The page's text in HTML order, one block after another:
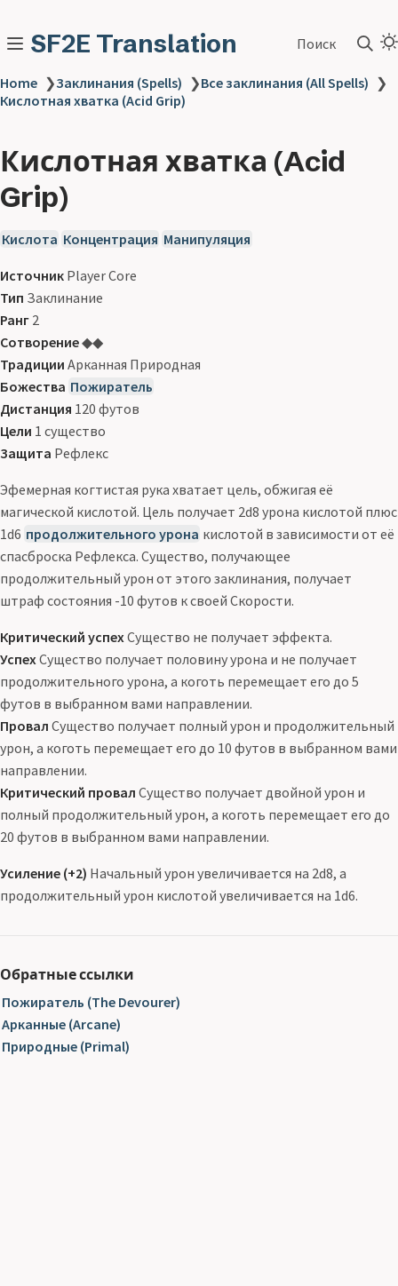
SF2E Translation Поиск
Home ❯Заклинания (Spells) ❯Все заклинания (All Spells) ❯
Кислотная хватка (Acid Grip)
Кислотная хватка (Acid
Grip)
Кислота Концентрация Манипуляция
Источник Player Core
Тип Заклинание
Ранг 2
Сотворение◆◆
Традиции Арканная Природная
Божества Пожиратель
Дистанция 120 футов
Цели 1 существо
Защита Рефлекс
Эфемерная когтистая рука хватает цель, обжигая её
магической кислотой. Цель получает 2d8 урона кислотой плюс
1d6 продолжительного урона кислотой в зависимости от её
спасброска Рефлекса. Существо, получающее
продолжительный урон от этого заклинания, получает
штраф состояния -10 футов к своей Скорости.
Критический успехСущество не получает эффекта.
УспехСущество получает половину урона и не получает
продолжительного урона, а коготь перемещает его до 5
футов в выбранном вами направлении.
Провал Существо получает полный урон и продолжительный
урон, а коготь перемещает его до 10 футов в выбранном вами
направлении.
Критический провал Существо получает двойной урон и
полный продолжительный урон, а коготь перемещает его до
20 футов в выбранном вами направлении.
Усиление (+2) Начальный урон увеличивается на 2d8, а
продолжительный урон кислотой увеличивается на 1d6.
Обратные ссылки
Пожиратель (The Devourer)
Арканные (Arcane)
Природные (Primal)